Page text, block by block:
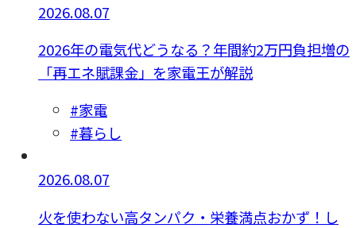
2026.08.07
2026年の電気代どうなる？年間約2万円負担増の
「再エネ賦課金」を家電王が解説
#家電
#暮らし
2026.08.07
火を使わない高タンパク・栄養満点おかず！し